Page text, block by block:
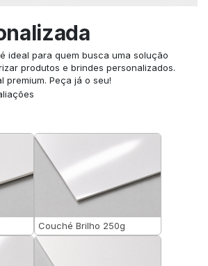
ideal para quem busca uma solução
produtos e brindes personalizados.
premium. Peça já o seu!
Couché Brilho 250g